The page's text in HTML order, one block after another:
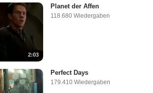
2:03
Planet der Affen
118.680 Wiedergaben
Perfect Days
179.410 Wiedergaben